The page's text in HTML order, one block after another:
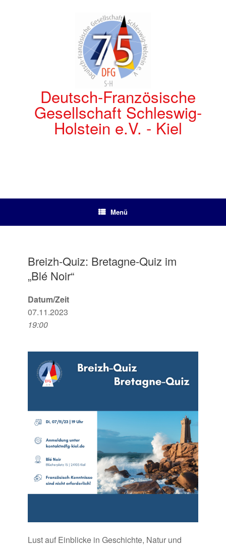
Deutsch-Französische
Gesellschaft Schleswig-
Holstein e.V. - Kiel
Menü
Breizh-Quiz: Bretagne-Quiz im
„Blé Noir“
Datum/Zeit
07.11.2023
19:00
Lust auf Einblicke in Geschichte, Natur und